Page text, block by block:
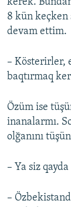
8 kün keçken
devam ettim.
– Kösterirler,
baqtırmaq
Özüm ise
inanalarmı.
olğanını
– Ya siz qayda
–